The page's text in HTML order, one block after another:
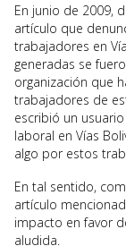
En junio de 2009,
artículo que
trabajadores en
generadas se
organización que
trabajadores de
escribió un
laboral en Vías
algo por estos
En tal sentido,
artículo
impacto en favor
aludida.